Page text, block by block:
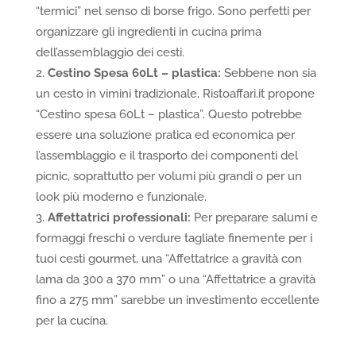
“termici” nel senso di borse frigo. Sono perfetti per
organizzare gli ingredienti in cucina prima
dell’assemblaggio dei cesti.
Cestino Spesa 60Lt – plastica: Sebbene non sia
un cesto in vimini tradizionale, Ristoaffari.it propone
“Cestino spesa 60Lt – plastica”. Questo potrebbe
essere una soluzione pratica ed economica per
l’assemblaggio e il trasporto dei componenti del
picnic, soprattutto per volumi più grandi o per un
look più moderno e funzionale.
Affettatrici professionali: Per preparare salumi e
formaggi freschi o verdure tagliate finemente per i
tuoi cesti gourmet, una “Affettatrice a gravità con
lama da 300 a 370 mm” o una “Affettatrice a gravità
fino a 275 mm” sarebbe un investimento eccellente
per la cucina.